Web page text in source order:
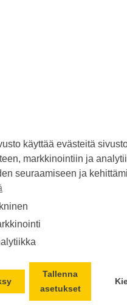
Tallenna
asetukset
Lähetä Spostia
Lähetä WhatsApp viesti